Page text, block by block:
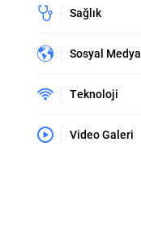
Sağlık
Sosyal Medya
Teknoloji
Video Galeri